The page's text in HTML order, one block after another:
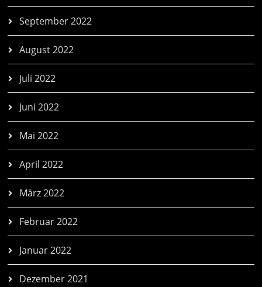
September 2022
August 2022
Juli 2022
Juni 2022
Mai 2022
April 2022
März 2022
Februar 2022
Januar 2022
Dezember 2021